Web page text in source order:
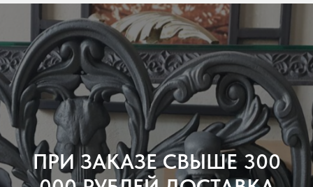
ПРИ ЗАКАЗЕ СВЫШЕ 300